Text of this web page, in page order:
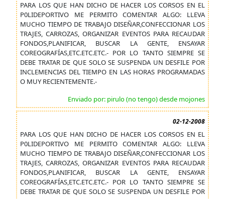
PARA LOS QUE HAN DICHO DE HACER LOS CORSOS EN EL
P0LIDEPORTIVO ME PERMITO COMENTAR ALGO: LLEVA
MUCHO TIEMPO DE TRABAJO DISEÑAR,CONFECCIONAR LOS
TRAJES, CARROZAS, ORGANIZAR EVENTOS PARA RECAUDAR
FONDOS,PLANIFICAR, BUSCAR LA GENTE, ENSAYAR
COREOGRAFÍAS,ETC.ETC.ETC.- POR LO TANTO SIEMPRE SE
DEBE TRATAR DE QUE SOLO SE SUSPENDA UN DESFILE POR
INCLEMENCIAS DEL TIEMPO EN LAS HORAS PROGRAMADAS
O MUY RECIENTEMENTE.-
Enviado por: pirulo (no tengo) desde mojones
02-12-2008
PARA LOS QUE HAN DICHO DE HACER LOS CORSOS EN EL
P0LIDEPORTIVO ME PERMITO COMENTAR ALGO: LLEVA
MUCHO TIEMPO DE TRABAJO DISEÑAR,CONFECCIONAR LOS
TRAJES, CARROZAS, ORGANIZAR EVENTOS PARA RECAUDAR
FONDOS,PLANIFICAR, BUSCAR LA GENTE, ENSAYAR
COREOGRAFÍAS,ETC.ETC.ETC.- POR LO TANTO SIEMPRE SE
DEBE TRATAR DE QUE SOLO SE SUSPENDA UN DESFILE POR